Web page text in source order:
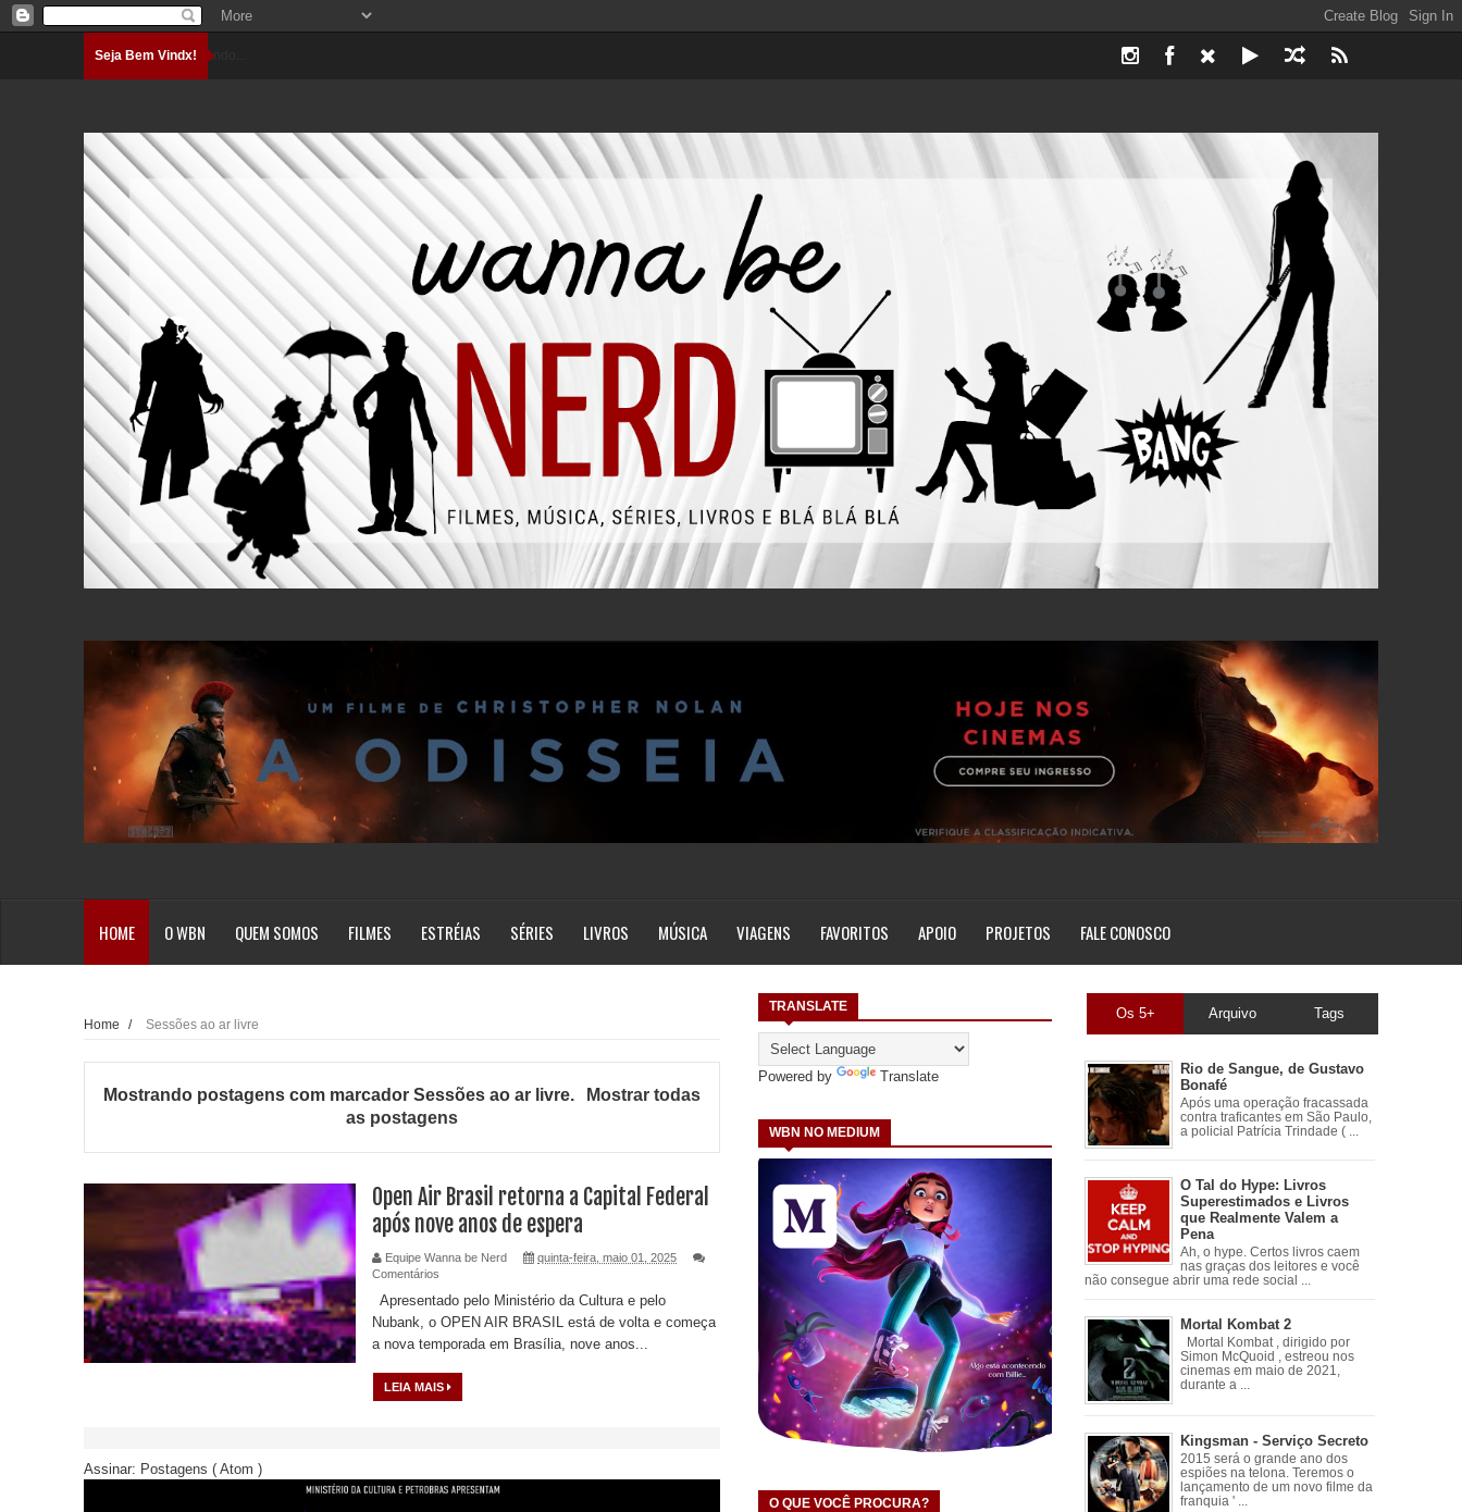
Seja Bem Vindx!Carregando...
HOME O WBN QUEM SOMOS FILMES ESTRÉIAS SÉRIES LIVROS MÚSICA VIAGENS FAVORITOS APOIO PROJETOS FALE CONOSCO
TRANSLATE
Powered by Translate
WBN NO MEDIUM
O QUE VOCÊ PROCURA?
Home / Sessões ao ar livre
Mostrando postagens com marcadorSessões ao ar livre.
Mostrar todas
as postagens
Open Air Brasil retorna a Capital Federal
após nove anos de espera
Equipe Wanna be Nerd
quinta-feira, maio 01, 2025
Comentários
Apresentado pelo Ministério da Cultura e pelo
Nubank, o OPEN AIR BRASIL está de volta e começa
a nova temporada em Brasília, nove anos...
LEIA MAIS
Assinar: Postagens ( Atom )
Os 5+ Arquivo Tags
Rio de Sangue, de Gustavo
Bonafé
Após uma operação fracassada
contra traficantes em São Paulo,
a policial Patrícia Trindade ( ...
O Tal do Hype: Livros
Superestimados e Livros
que Realmente Valem a
Pena
Ah, o hype. Certos livros caem
nas graças dos leitores e você
não consegue abrir uma rede social ...
Mortal Kombat 2
Mortal Kombat , dirigido por
Simon McQuoid , estreou nos
cinemas em maio de 2021,
durante a ...
Kingsman - Serviço Secreto
2015 será o grande ano dos
espiões na telona. Teremos o
lançamento de um novo filme da
franquia ' ...